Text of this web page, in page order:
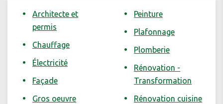
Architecte et
permis
Chauffage
Électricité
Façade
Gros oeuvre
Peinture
Plafonnage
Plomberie
Rénovation -
Transformation
Rénovation cuisine